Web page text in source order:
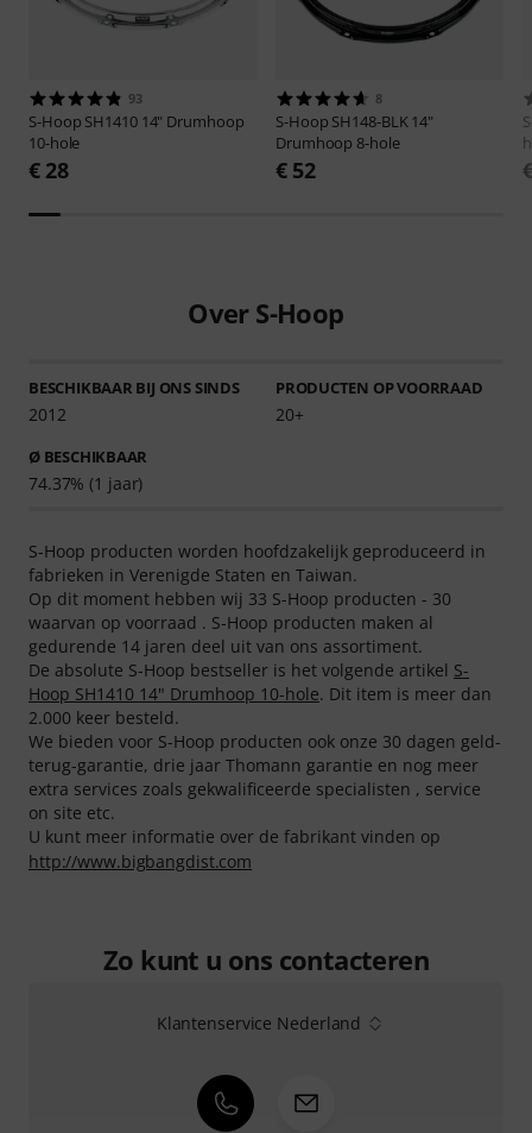
93
S-Hoop SH1410 14" Drumhoop
10-hole
€ 28
8
S-Hoop SH148-BLK 14"
Drumhoop 8-hole
€ 52
Over S-Hoop
BESCHIKBAAR BIJ ONS SINDS
2012
PRODUCTEN OP VOORRAAD
20+
Ø BESCHIKBAAR
74.37% (1 jaar)
S-Hoop producten worden hoofdzakelijk geproduceerd in
fabrieken in Verenigde Staten en Taiwan.
Op dit moment hebben wij 33 S-Hoop producten - 30
waarvan op voorraad . S-Hoop producten maken al
gedurende 14 jaren deel uit van ons assortiment.
De absolute S-Hoop bestseller is het volgende artikel S-
Hoop SH1410 14" Drumhoop 10-hole. Dit item is meer dan
2.000 keer besteld.
We bieden voor S-Hoop producten ook onze 30 dagen geld-
terug-garantie, drie jaar Thomann garantie en nog meer
extra services zoals gekwalificeerde specialisten , service
on site etc.
U kunt meer informatie over de fabrikant vinden op
http://www.bigbangdist.com
Zo kunt u ons contacteren
Klantenservice Nederland